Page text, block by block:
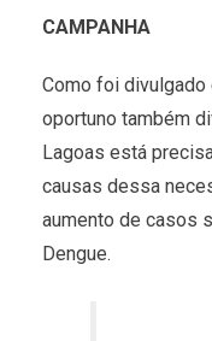
CAMPANHA
Como foi
oportuno também
Lagoas está
causas dessa
aumento de casos
Dengue.